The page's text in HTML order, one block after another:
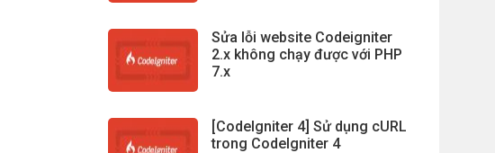
Sửa lỗi website Codeigniter
2.x không chạy được với PHP
7.x
[CodeIgniter 4] Sử dụng cURL
trong CodeIgniter 4